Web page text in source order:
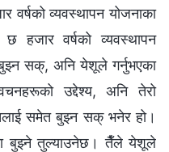
वर्षको व्यवस्थापन योजनाका
वर्षको व्यवस्थापन
बुझ्न सक्, अनि येशूले गर्नुभएका
उद्देश्य, अनि तेरो
समेत बुझ्न सक् भनेर हो।
बुझ्ने तुल्याउनेछ। तैँले येशूले